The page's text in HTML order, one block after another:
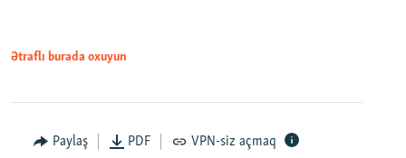
Ətraflı burada oxuyun
Paylaş PDF VPN-siz açmaq